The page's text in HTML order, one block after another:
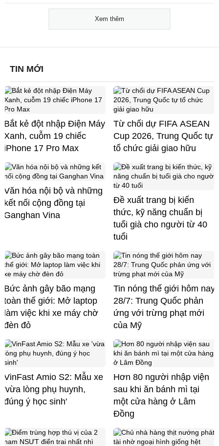
Xem thêm
TIN MỚI
Bắt kẻ đột nhập Điện Máy
Xanh, cuỗm 19 chiếc
iPhone 17 Pro Max
Từ chối dự FIFA ASEAN
Cup 2026, Trung Quốc tự
tổ chức giải giao hữu
Văn hóa nội bộ và những
kết nối cộng đồng tại
Ganghan Vina
Đề xuất trang bị kiến
thức, kỹ năng chuẩn bị
tuổi già cho người từ 40
tuổi
Bức ảnh gây bão mạng
toàn thế giới: Mở laptop
làm việc khi xe máy chờ
đèn đỏ
Tin nóng thế giới hôm nay
28/7: Trung Quốc phản
ứng với trừng phạt mới
của Mỹ
VinFast Amio S2: Mẫu xe
'vừa lòng phụ huynh,
đúng ý học sinh'
Hơn 80 người nhập viện
sau khi ăn bánh mì tại
một cửa hàng ở Lâm
Đồng